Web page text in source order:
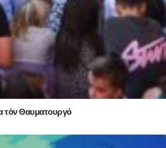
τὸν Θαυματουργό